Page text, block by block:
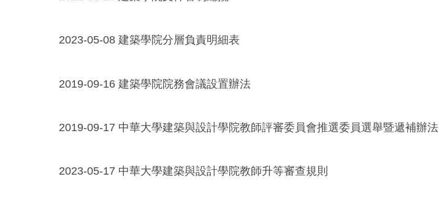
2023-05-08 建築學院分層負責明細表
2019-09-16 建築學院院務會議設置辦法
2019-09-17 中華大學建築與設計學院教師評審委員會推選委員選舉暨遞補辦法
2023-05-17 中華大學建築與設計學院教師升等審查規則